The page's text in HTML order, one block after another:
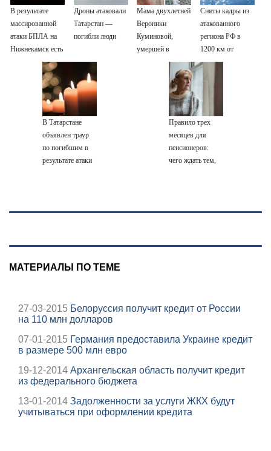
В результате
массированной
атаки БПЛА на
Нижнекамск есть
Дроны атаковали
Татарстан —
погибли люди
Мама двухлетней
Вероники
Куминовой,
умершей в
беременна: семья
ждет девочку
Сняты кадры из
атакованного
региона РФ в
1200 км от
границы
В Татарстане
объявлен траур
по погибшим в
результате атаки
Правило трех
месяцев для
пенсионеров:
чего ждать тем,
МАТЕРИАЛЫ ПО ТЕМЕ
27-03-2015 Белоруссия получит кредит от России
на 110 млн долларов
07-01-2015 Германия предоставила Украине кредит
в размере 500 млн евро
19-12-2014 Архангельская область получит кредит
из федерального бюджета
13-01-2014 Задолженности за услуги ЖКХ будут
учитываться при оформлении кредита